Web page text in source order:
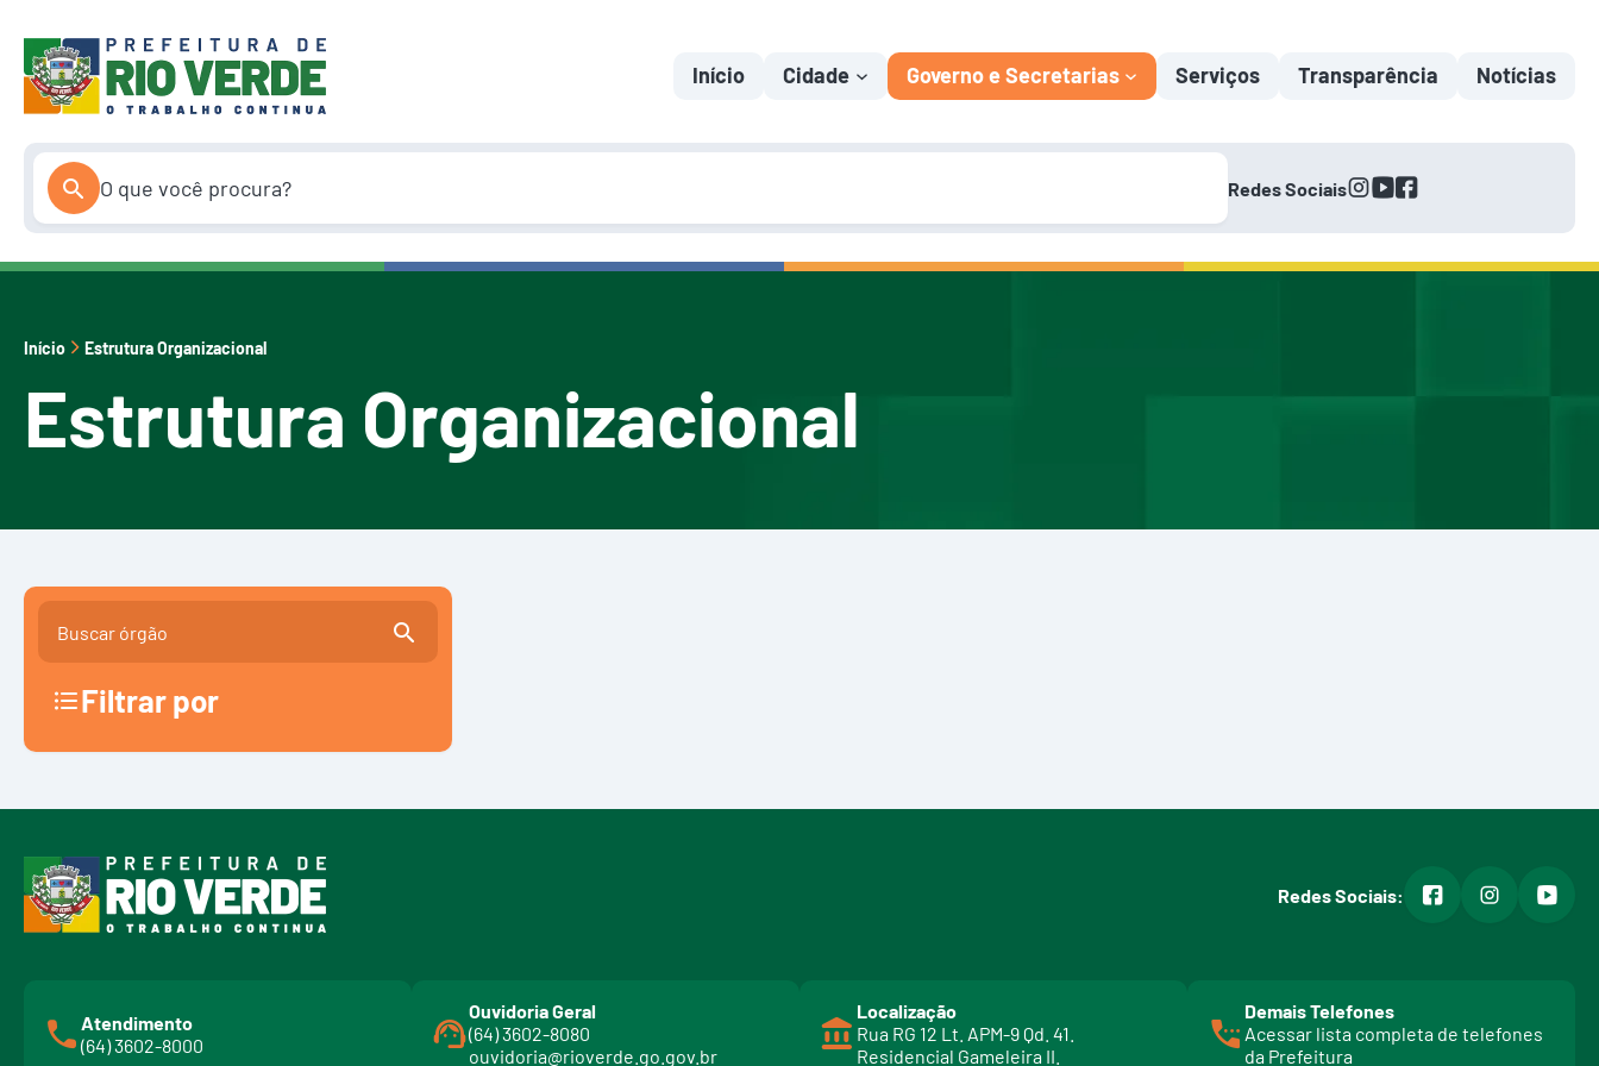
para
conteúdo
Início Cidade Governo e Secretarias Serviços Transparência Notícias
Redes Sociaisinstagram
youtube
facebook
Início Estrutura Organizacional
Estrutura Organizacional
Filtrar por
Redes Sociais: facebookinstagram
Atendimento
(64) 3602-8000
Ouvidoria Geral
(64) 3602-8080
ouvidoria@rioverde.go.gov.br
Localização
Rua RG 12 Lt. APM-9 Qd. 41.
Residencial Gameleira II.
Demais Telefones
Acessar lista completa de telefones
da Prefeitura
l
i